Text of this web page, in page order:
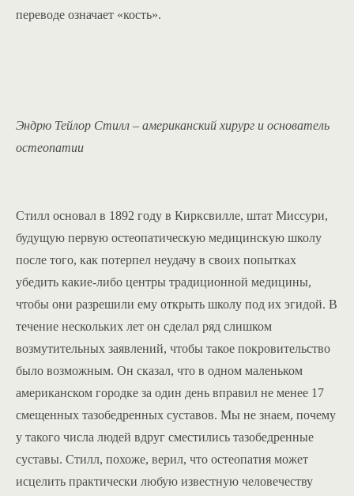
переводе означает «кость».
Эндрю Тейлор Стилл – американский хирург и основатель
остеопатии
Стилл основал в 1892 году в Кирксвилле, штат Миссури,
будущую первую остеопатическую медицинскую школу
после того, как потерпел неудачу в своих попытках
убедить какие-либо центры традиционной медицины,
чтобы они разрешили ему открыть школу под их эгидой. В
течение нескольких лет он сделал ряд слишком
возмутительных заявлений, чтобы такое покровительство
было возможным. Он сказал, что в одном маленьком
американском городке за один день вправил не менее 17
смещенных тазобедренных суставов. Мы не знаем, почему
у такого числа людей вдруг сместились тазобедренные
суставы. Стилл, похоже, верил, что остеопатия может
исцелить практически любую известную человечеству